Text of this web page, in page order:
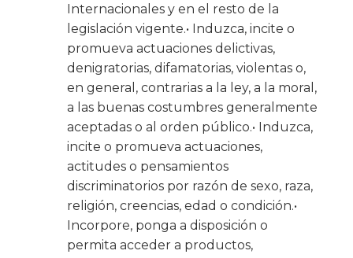
Internacionales y en el resto de la
legislación vigente.• Induzca, incite o
promueva actuaciones delictivas,
denigratorias, difamatorias, violentas o,
en general, contrarias a la ley, a la moral,
a las buenas costumbres generalmente
aceptadas o al orden público.• Induzca,
incite o promueva actuaciones,
actitudes o pensamientos
discriminatorios por razón de sexo, raza,
religión, creencias, edad o condición.•
Incorpore, ponga a disposición o
permita acceder a productos,